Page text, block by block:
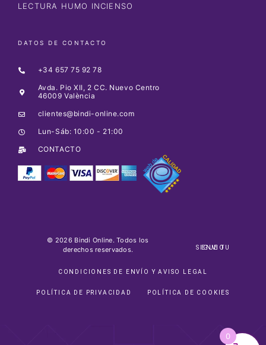
LECTURA HUMO INCIENSO
DATOS DE CONTACTO
+34 657 75 92 78
Avda. Pio XII, 2 CC. Nuevo Centro
46009 València
clientes@bindi-online.com
Lun-Sáb: 10:00 - 21:00
CONTACTO
© 2026 Bindi Online. Todos los
derechos reservados.
SIGUE TU ENVIO
CONDICIONES DE ENVÍO Y AVISO LEGAL
POLÍTICA DE PRIVACIDAD POLÍTICA DE COOKIES
0